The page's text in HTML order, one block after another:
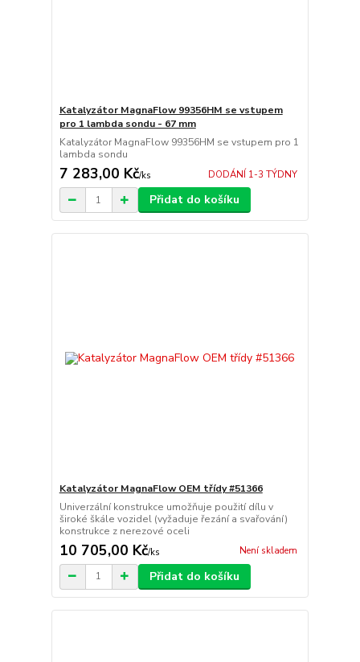
Katalyzátor MagnaFlow 99356HM se vstupem
pro 1 lambda sondu - 67 mm
Katalyzátor MagnaFlow 99356HM se vstupem pro 1
lambda sondu
7 283,00 Kč/ks DODÁNÍ 1-3 TÝDNY
Přidat do košíku
Katalyzátor MagnaFlow OEM třídy #51366
Univerzální konstrukce umožňuje použití dílu v
široké škále vozidel (vyžaduje řezání a svařování)
konstrukce z nerezové oceli
10 705,00 Kč/ks Není skladem
Přidat do košíku